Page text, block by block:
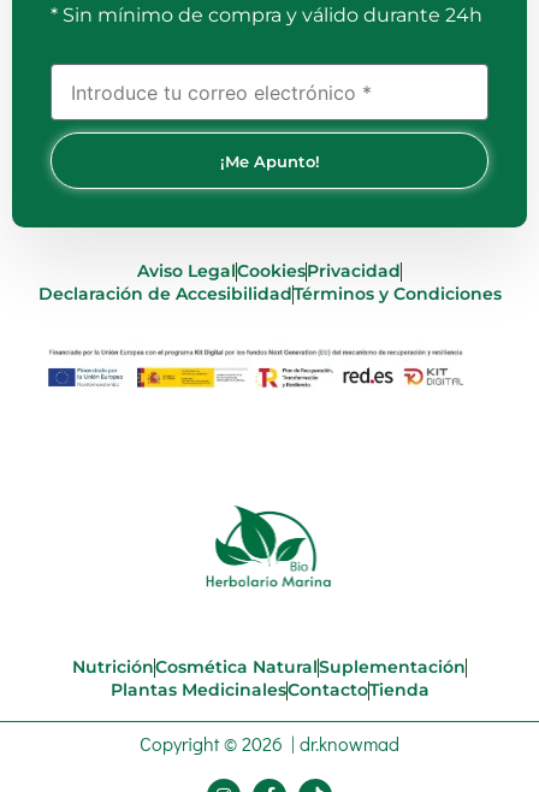
* Sin mínimo de compra y válido durante 24h
¡Me Apunto!
Aviso LegalCookiesPrivacidad
Declaración de AccesibilidadTérminos y Condiciones
NutriciónCosmética NaturalSuplementación
Plantas MedicinalesContactoTienda
Copyright © 2026 | dr.knowmad